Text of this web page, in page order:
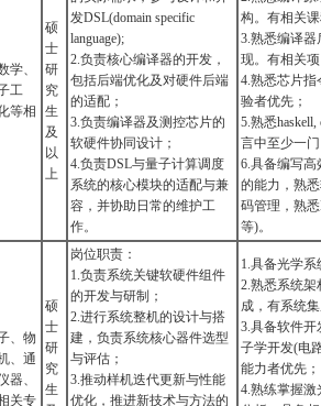
学、
工
等相
硕
士
研
究
生
及
以
上
发DSL(domain specific
language);
2.负责核心编译器的开发，
包括后端优化及对硬件后端
的适配；
3.负责编译器及测控芯片的
软硬件协同设计；
4.负责DSL与量子计算调度
系统的核心模块的适配与兼
容，并协助日常的维护工
作。
构。有相关
3.熟悉编译
现。有相关
4.熟悉芯片
验者优先；
5.熟悉
言中至少一
6.具备编写
的能力，熟
码管理，熟
等)。
、物
、通
器、
关专
硕
士
研
究
生
岗位职责：
1.负责系统关键软硬件组件
的开发与研制；
2.进行系统整机的设计与搭
建，负责系统核心器件选型
与评估；
3.推动样机迭代更新与性能
优化，推进新技术与方法的
1.具备光学
2.熟悉系统
成，有系统
3.具备软件
子学开发(电
能力者优先；
4.熟练掌握